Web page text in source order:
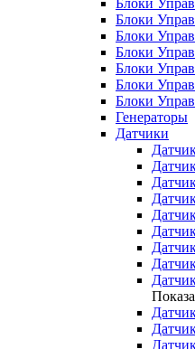
Блоки
Блоки
Блоки
Блоки
Блоки
Блоки
Блоки
Генераторы
Датчики